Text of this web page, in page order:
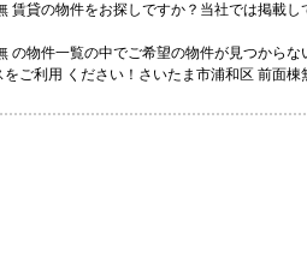
賃貸の物件をお探しですか？当社では掲載
の物件一覧の中でご希望の物件が見つから
ご利用 ください！さいたま市浦和区 前面